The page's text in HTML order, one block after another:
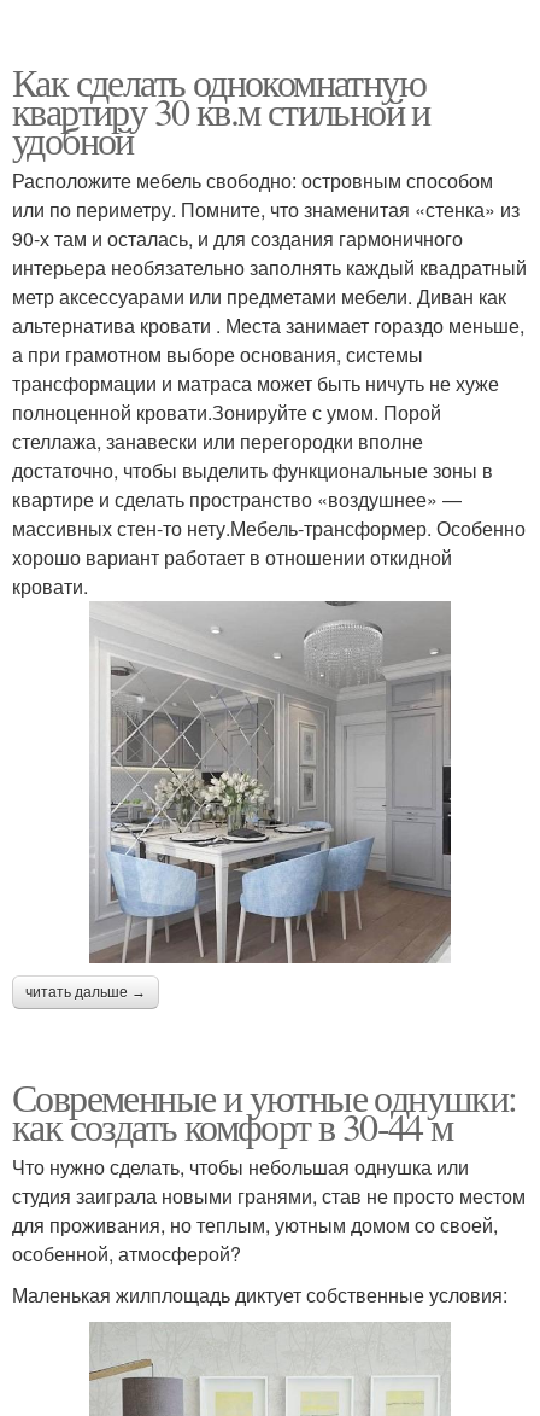
Как сделать однокомнатную
квартиру 30 кв.м стильной и
удобной
Расположите мебель свободно: островным способом
или по периметру. Помните, что знаменитая «стенка» из
90-х там и осталась, и для создания гармоничного
интерьера необязательно заполнять каждый квадратный
метр аксессуарами или предметами мебели. Диван как
альтернатива кровати . Места занимает гораздо меньше,
а при грамотном выборе основания, системы
трансформации и матраса может быть ничуть не хуже
полноценной кровати.Зонируйте с умом. Порой
стеллажа, занавески или перегородки вполне
достаточно, чтобы выделить функциональные зоны в
квартире и сделать пространство «воздушнее» —
массивных стен-то нету.Мебель-трансформер. Особенно
хорошо вариант работает в отношении откидной
кровати.
читать дальше →
Современные и уютные однушки:
как создать комфорт в 30-44 м
Что нужно сделать, чтобы небольшая однушка или
студия заиграла новыми гранями, став не просто местом
для проживания, но теплым, уютным домом со своей,
особенной, атмосферой?
Маленькая жилплощадь диктует собственные условия: